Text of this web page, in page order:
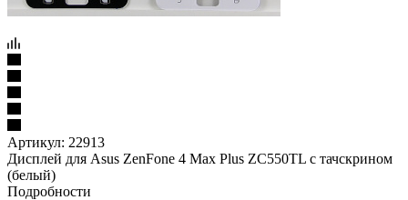
Артикул: 22913
Дисплей для Asus ZenFone 4 Max Plus ZC550TL с тачскрином
(белый)
Подробности